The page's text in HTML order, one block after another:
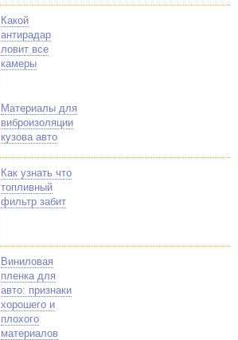
Какой
антирадар
ловит все
камеры
Материалы для
виброизоляции
кузова авто
Как узнать что
топливный
фильтр забит
Виниловая
пленка для
авто: признаки
хорошего и
плохого
материалов